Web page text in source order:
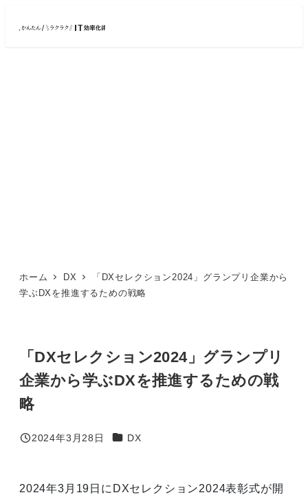
ホーム DX
「DXセレクション2024」グランプリ企業から
学ぶDXを推進するための戦略
「DXセレクション2024」グランプリ
企業から学ぶDXを推進するための戦
略
投稿日
2024年3月28日 カテゴリー
DX
2024年3月19日にDXセレクション2024表彰式が開